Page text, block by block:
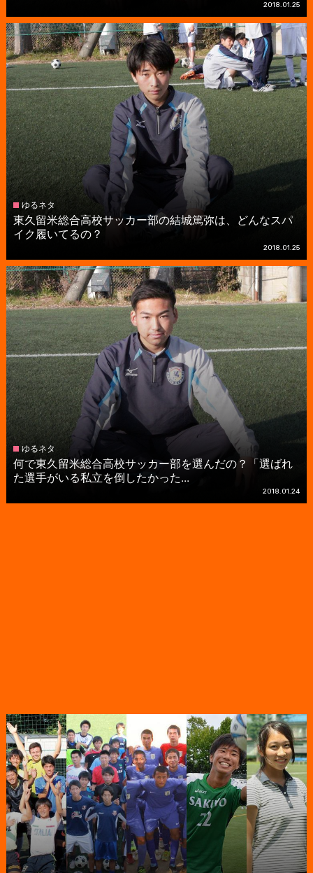
2018.01.25
ゆるネタ
東久留米総合高校サッカー部の結城篤弥は、どんなスパ
イク履いてるの？
2018.01.25
ゆるネタ
何で東久留米総合高校サッカー部を選んだの？「選ばれ
た選手がいる私立を倒したかった...
2018.01.24